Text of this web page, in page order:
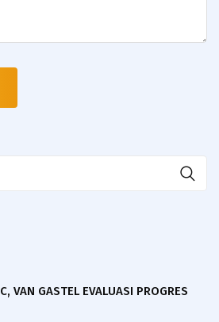
VAN GASTEL EVALUASI PROGRES